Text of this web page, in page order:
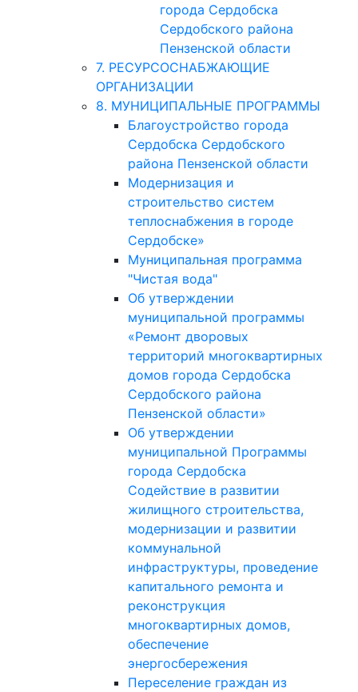
города Сердобска
Сердобского района
Пензенской области
7. РЕСУРСОСНАБЖАЮЩИЕ
ОРГАНИЗАЦИИ
8. МУНИЦИПАЛЬНЫЕ ПРОГРАММЫ
Благоустройство города
Сердобска Сердобского
района Пензенской области
Модернизация и
строительство систем
теплоснабжения в городе
Сердобске»
Муниципальная программа
"Чистая вода"
Об утверждении
муниципальной программы
«Ремонт дворовых
территорий многоквартирных
домов города Сердобска
Сердобского района
Пензенской области»
Об утверждении
муниципальной Программы
города Сердобска
Содействие в развитии
жилищного строительства,
модернизации и развитии
коммунальной
инфраструктуры, проведение
капитального ремонта и
реконструкция
многоквартирных домов,
обеспечение
энергосбережения
Переселение граждан из